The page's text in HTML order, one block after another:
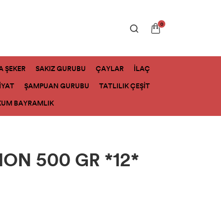
0
ŞEKER SAKIZ GURUBU ÇAYLAR
İLAÇ
ŞAMPUAN GURUBU
TATLILIK ÇEŞİT
BAYRAMLIK
500 GR *12*